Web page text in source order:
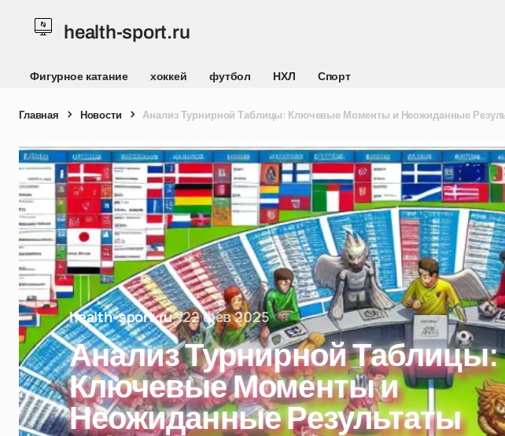
health-sport.ru
Фигурное катание хоккей футбол НХЛ Спорт
Главная Новости Анализ Турнирной Таблицы: Ключевые Моменты и Неожиданные
health-sport.ru 22 фев 2025
Анализ Турнирной Таблицы:
Ключевые Моменты и
Неожиданные Результаты